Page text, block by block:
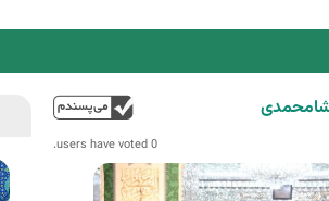
0 users have voted.